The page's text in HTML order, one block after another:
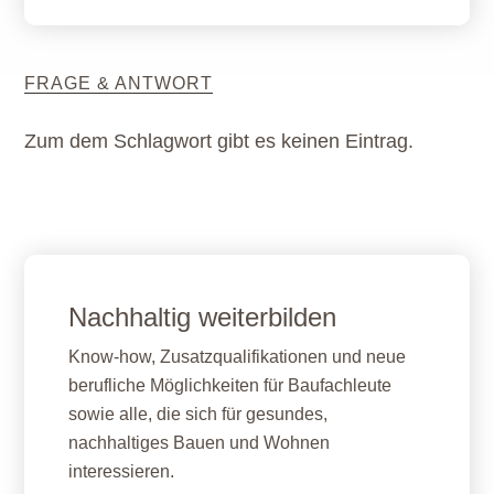
FRAGE & ANTWORT
Zum dem Schlagwort gibt es keinen Eintrag.
Nachhaltig weiterbilden
Know-how, Zusatzqualifikationen und neue
berufliche Möglichkeiten für Baufachleute
sowie alle, die sich für gesundes,
nachhaltiges Bauen und Wohnen
interessieren.